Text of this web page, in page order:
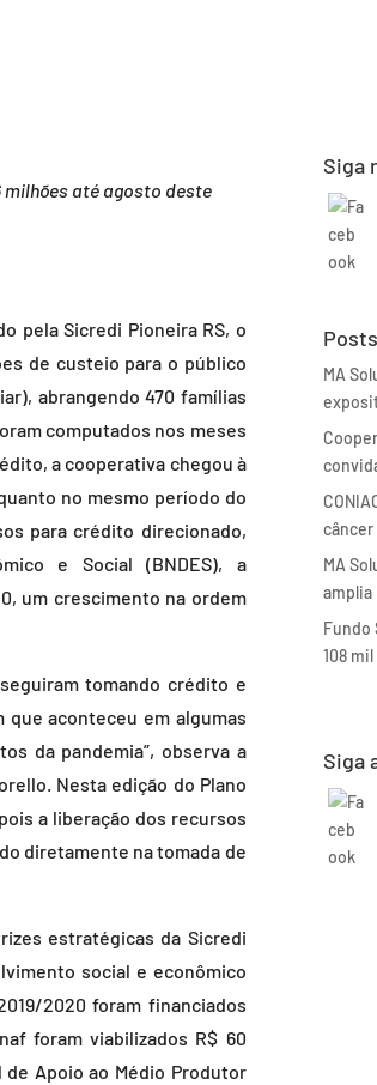
milhões até agosto deste
Sicredi Pioneira RS, o
de custeio para o público
abrangendo 470 famílias
computados nos meses
a cooperativa chegou à
no mesmo período do
para crédito direcionado,
e Social (BNDES), a
um crescimento na ordem
tomando crédito e
aconteceu em algumas
da pandemia”, observa a
Nesta edição do Plano
a liberação dos recursos
diretamente na tomada de
estratégicas da Sicredi
social e econômico
2020 foram financiados
foram viabilizados R$ 60
de Apoio ao Médio Produtor
Siga
MA
MA
amplia
Fundo
108
Siga